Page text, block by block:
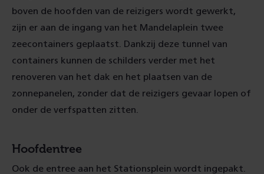
boven de hoofden van de reizigers wordt gewerkt,
zijn er aan de ingang van het Mandelaplein twee
zeecontainers geplaatst. Dankzij deze tunnel van
containers kunnen de schilders verder met het
renoveren van het dak en het plaatsen van de
zonnepanelen, zonder dat de reizigers gevaar lopen of
onder de verfspatten zitten.
Hoofdentree
Ook de entree aan het Stationsplein wordt ingepakt.